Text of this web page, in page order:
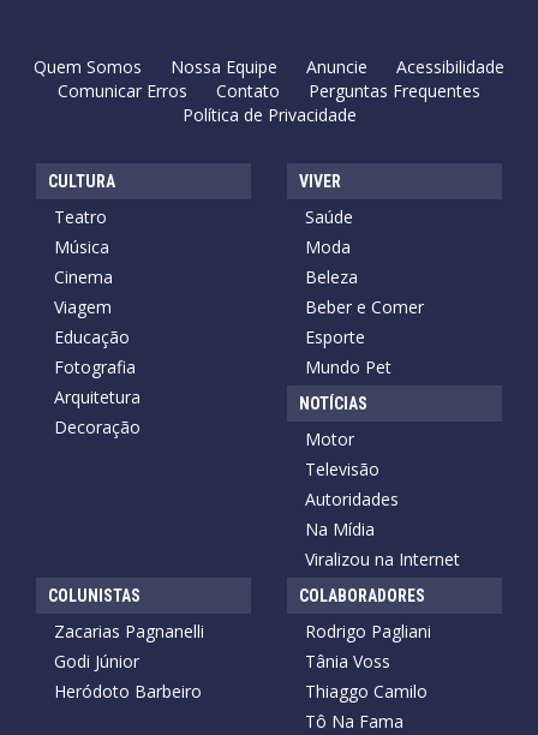
Quem Somos Nossa Equipe Anuncie
Acessibilidade
Comunicar Erros
Contato
Perguntas Frequentes
Política de Privacidade
CULTURA
Teatro
Música
Cinema
Viagem
Educação
Fotografia
Arquitetura
Decoração
VIVER
Saúde
Moda
Beleza
Beber e Comer
Esporte
Mundo Pet
NOTÍCIAS
Motor
Televisão
Autoridades
Na Mídia
Viralizou na Internet
COLUNISTAS
Zacarias Pagnanelli
Godi Júnior
Heródoto Barbeiro
COLABORADORES
Rodrigo Pagliani
Tânia Voss
Thiaggo Camilo
Tô Na Fama